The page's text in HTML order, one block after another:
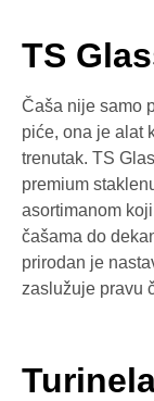
TS
Čaša nije samo
piće, ona je alat
trenutak. TS
premium
asortimanom
čašama do
prirodan je
zaslužuje pravu